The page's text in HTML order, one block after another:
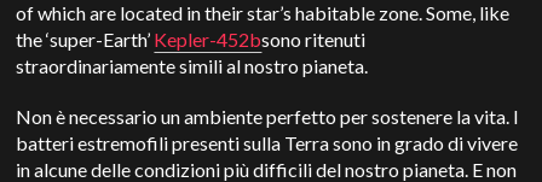
of which are located in their star’s habitable zone. Some, like
the ‘super-Earth’ Kepler-452bsono ritenuti
straordinariamente simili al nostro pianeta.
Non è necessario un ambiente perfetto per sostenere la vita. I
batteri estremofili presenti sulla Terra sono in grado di vivere
in alcune delle condizioni più difficili del nostro pianeta. E non